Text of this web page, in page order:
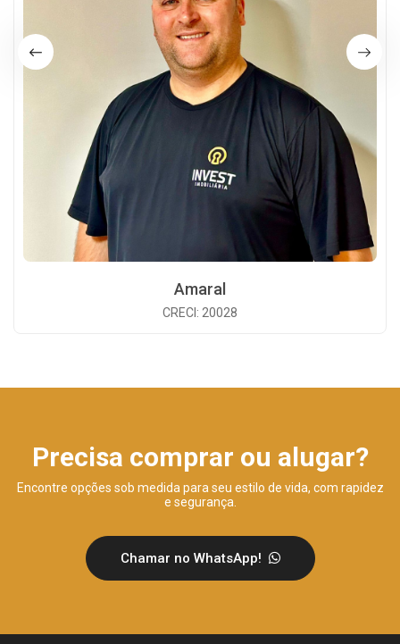
Amaral
CRECI: 20028
Precisa comprar ou alugar?
Encontre opções sob medida para seu estilo de vida, com rapidez
e segurança.
Chamar no WhatsApp!